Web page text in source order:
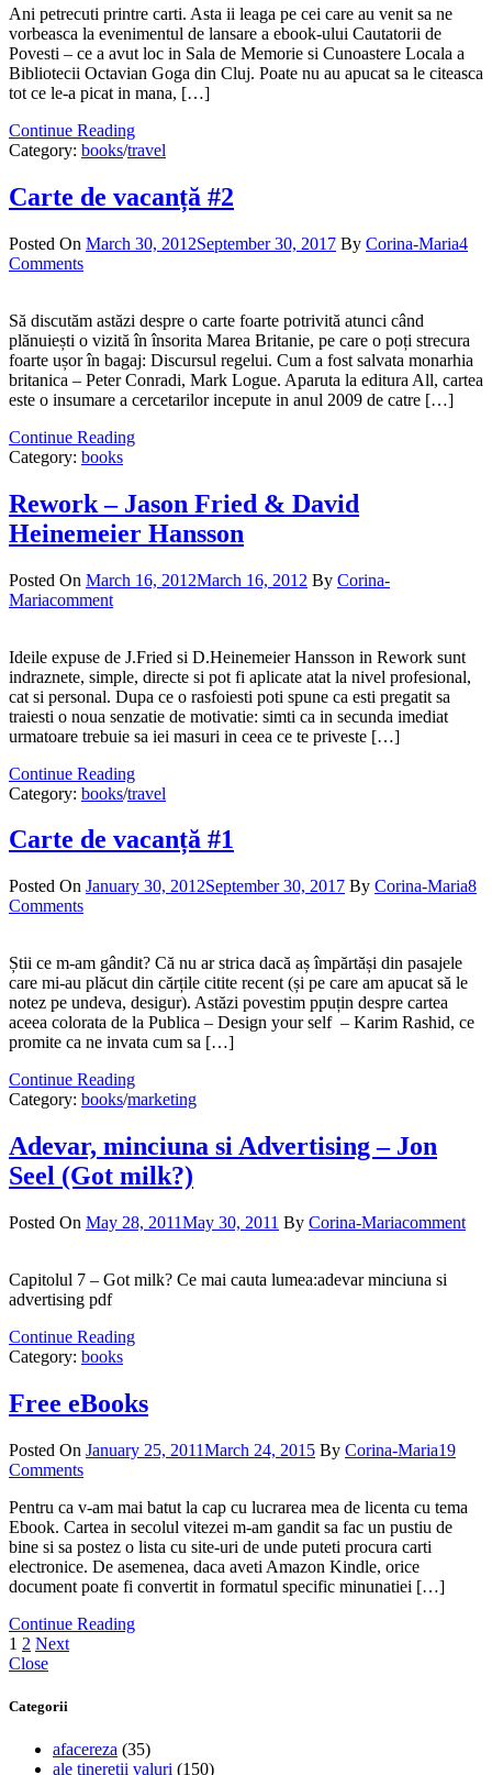
Ani petrecuti printre carti. Asta ii leaga pe cei care au venit sa ne
vorbeasca la evenimentul de lansare a ebook-ului Cautatorii de
Povesti – ce a avut loc in Sala de Memorie si Cunoastere Locala a
Bibliotecii Octavian Goga din Cluj. Poate nu au apucat sa le citeasca
tot ce le-a picat in mana, […]
Continue Reading
Category: books/travel
Carte de vacanță #2
Posted On March 30, 2012September 30, 2017 By Corina-Maria4
Comments
Să discutăm astăzi despre o carte foarte potrivită atunci când
plănuiești o vizită în însorita Marea Britanie, pe care o poți strecura
foarte ușor în bagaj: Discursul regelui. Cum a fost salvata monarhia
britanica – Peter Conradi, Mark Logue. Aparuta la editura All, cartea
este o insumare a cercetarilor incepute in anul 2009 de catre […]
Continue Reading
Category: books
Rework – Jason Fried & David
Heinemeier Hansson
Posted On March 16, 2012March 16, 2012 By Corina-
Mariacomment
Ideile expuse de J.Fried si D.Heinemeier Hansson in Rework sunt
indraznete, simple, directe si pot fi aplicate atat la nivel profesional,
cat si personal. Dupa ce o rasfoiesti poti spune ca esti pregatit sa
traiesti o noua senzatie de motivatie: simti ca in secunda imediat
urmatoare trebuie sa iei masuri in ceea ce te priveste […]
Continue Reading
Category: books/travel
Carte de vacanță #1
Posted On January 30, 2012September 30, 2017 By Corina-Maria8
Comments
Știi ce m-am gândit? Că nu ar strica dacă aș împărtăși din pasajele
care mi-au plăcut din cărțile citite recent (și pe care am apucat să le
notez pe undeva, desigur). Astăzi povestim ppuțin despre cartea
aceea colorata de la Publica – Design your self – Karim Rashid, ce
promite ca ne invata cum sa […]
Continue Reading
Category: books/marketing
Adevar, minciuna si Advertising – Jon
Seel (Got milk?)
Posted On May 28, 2011May 30, 2011 By Corina-Mariacomment
Capitolul 7 – Got milk? Ce mai cauta lumea:adevar minciuna si
advertising pdf
Continue Reading
Category: books
Free eBooks
Posted On January 25, 2011March 24, 2015 By Corina-Maria19
Comments
Pentru ca v-am mai batut la cap cu lucrarea mea de licenta cu tema
Ebook. Cartea in secolul vitezei m-am gandit sa fac un pustiu de
bine si sa postez o lista cu site-uri de unde puteti procura carti
electronice. De asemenea, daca aveti Amazon Kindle, orice
document poate fi convertit in formatul specific minunatiei […]
Continue Reading
Posts
pagination
1 2 Next
Close
Categorii
afacereza (35)
ale tineretii valuri (150)